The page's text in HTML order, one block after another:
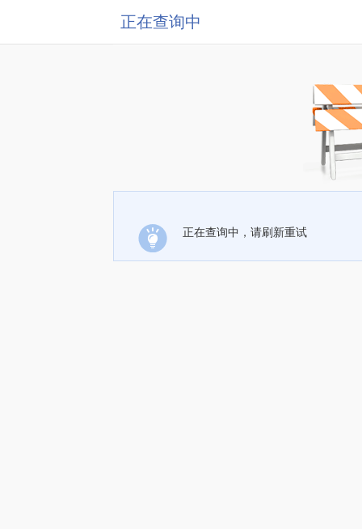
正在查询中
正在查询中，请刷新重试